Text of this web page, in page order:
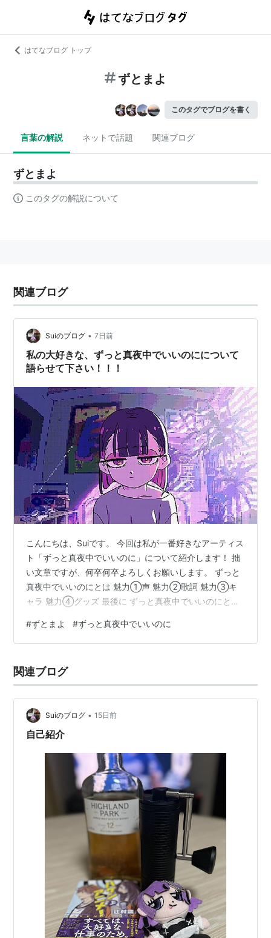
はてなブログ トップ
ずとまよ
このタグでブログを書く
言葉の解説 ネットで話題 関連ブログ
ずとまよ
このタグの解説について
関連ブログ
Suiのブログ • 7日前
私の大好きな、ずっと真夜中でいいのにについて
語らせて下さい！！！
こんにちは、Suiです。 今回は私が一番好きなアーティス
ト「ずっと真夜中でいいのに」について紹介します！ 拙
い文章ですが、何卒何卒よろしくお願いします。 ずっと
真夜中でいいのにとは 魅力①声 魅力②歌詞 魅力③キ
ャラ 魅力④グッズ 最後に ずっと真夜中でいいのにとは
「ずとまよ」と略して呼ばれています。 メンバーはACA
ねさん1人で特定のメンバーはおらず、楽曲・ツアーごと
ACAねさんは「何かに没頭していると、大概、夜中か朝
になるじゃないですか。それで“ずっと真夜中でいいの
#ずとまよ #ずっと真夜中でいいのに
関連ブログ
Suiのブログ • 15日前
自己紹介